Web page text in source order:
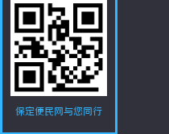
保定便民网与您同行